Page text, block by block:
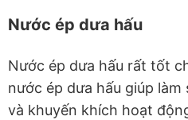
Nước ép dưa hấu
Nước ép dưa hấu rất tốt
nước ép dưa hấu giúp
và khuyến khích hoạt